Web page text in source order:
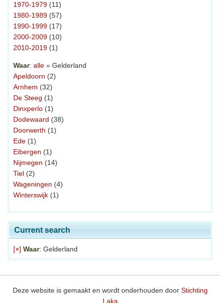
1970-1979 (11)
1980-1989 (57)
1990-1999 (17)
2000-2009 (10)
2010-2019 (1)
Waar: alle » Gelderland
Apeldoorn (2)
Arnhem (32)
De Steeg (1)
Dinxperlo (1)
Dodewaard (38)
Doorwerth (1)
Ede (1)
Eibergen (1)
Nijmegen (14)
Tiel (2)
Wageningen (4)
Winterswijk (1)
Current search
[×] Waar: Gelderland
Deze website is gemaakt en wordt onderhouden door Stichting
Laka